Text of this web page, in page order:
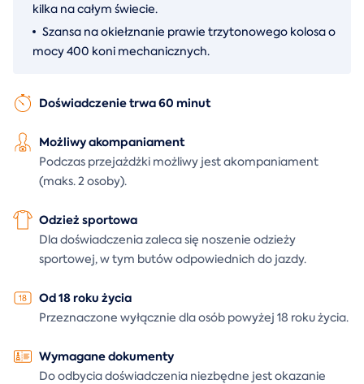
kilka na całym świecie.
Szansa na okiełznanie prawie trzytonowego kolosa o
mocy 400 koni mechanicznych.
Doświadczenie trwa 60 minut
Możliwy akompaniament
Podczas przejażdżki możliwy jest akompaniament
(maks. 2 osoby).
Odzież sportowa
Dla doświadczenia zaleca się noszenie odzieży
sportowej, w tym butów odpowiednich do jazdy.
Od 18 roku życia
Przeznaczone wyłącznie dla osób powyżej 18 roku życia.
Wymagane dokumenty
Do odbycia doświadczenia niezbędne jest okazanie